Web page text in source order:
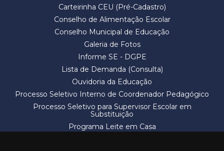
Carteirinha CEU (Pré-Cadastro)
Conselho de Alimentação Escolar
Conselho Municipal de Educação
Galeria de Fotos
Informe SE - DGPE
Lista de Demanda (Consulta)
Ouvidoria da Educação
Processo Seletivo Interno de Coordenador Pedagógico
Processo Seletivo para Supervisor Escolar em
Substituição
Programa Leite em Casa